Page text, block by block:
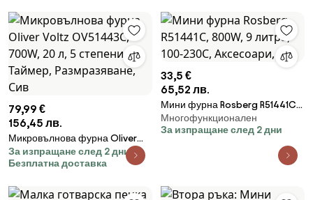
79,99 €
156,45 лв.
Микровълнова фурна Oliver
Voltz OV51443C, 700W, 20 л, 5
степени, Таймер,
За изпращане след 2 дни
Безплатна доставка
33,5 €
65,52 лв.
Мини фурна Rosberg R51441C,
800W, 9 литра, 100-230C,
Аксесоари, Бял
Многофункционален
За изпращане след 2 дни